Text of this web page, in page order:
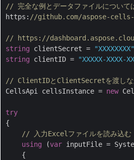
// 完全な例とデータファイルについて
https: //github.com/aspose-
// https://dashboard.aspose.cloud/
string clientSecret = "XXXXXXXX"
string clientID = "XXXXX-XXXX-
// ClientIDとClientSecretを渡しな
CellsApi cellsInstance = new
try
{
// 入力Excelファイルを読み込む
using (var inputFile =
    {